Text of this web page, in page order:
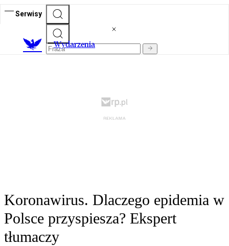
Serwisy
Wydarzenia
Koronawirus. Dlaczego epidemia w
Polsce przyspiesza? Ekspert
tłumaczy